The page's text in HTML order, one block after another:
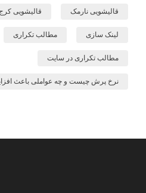
قالیشویی نارمک قالیشویی کرج
لینک سازی مطالب تکراری
مطالب تکراری در سایت
نرخ پرش چیست و چه عواملی باعث